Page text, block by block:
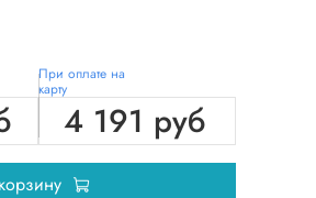
При оплате на
карту
4 191 руб